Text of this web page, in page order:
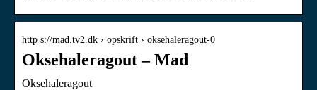
http s://mad.tv2.dk › opskrift › oksehaleragout-0
Oksehaleragout – Mad
Oksehaleragout